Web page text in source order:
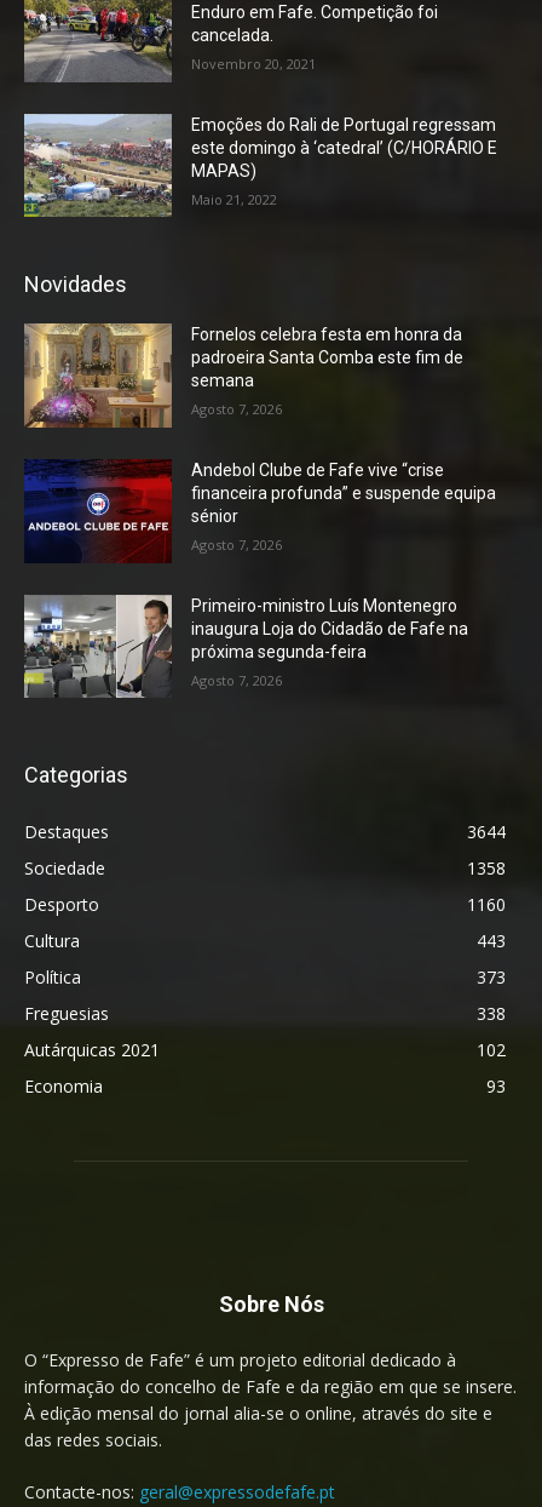
Enduro em Fafe. Competição foi
cancelada.
Novembro 20, 2021
Emoções do Rali de Portugal regressam
este domingo à ‘catedral’ (C/HORÁRIO E
MAPAS)
Maio 21, 2022
Novidades
Fornelos celebra festa em honra da
padroeira Santa Comba este fim de
semana
Agosto 7, 2026
Andebol Clube de Fafe vive “crise
financeira profunda” e suspende equipa
sénior
Agosto 7, 2026
Primeiro-ministro Luís Montenegro
inaugura Loja do Cidadão de Fafe na
próxima segunda-feira
Agosto 7, 2026
Categorias
Destaques
3644
Sociedade
1358
Desporto
1160
Cultura
443
Política
373
Freguesias
338
Autárquicas 2021
102
Economia
93
Sobre Nós
O “Expresso de Fafe” é um projeto editorial dedicado à
informação do concelho de Fafe e da região em que se insere.
À edição mensal do jornal alia-se o online, através do site e
das redes sociais.
Contacte-nos: geral@expressodefafe.pt